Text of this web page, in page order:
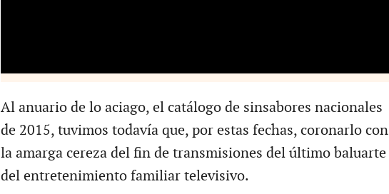
Al anuario de lo aciago, el catálogo de sinsabores nacionales
de 2015, tuvimos todavía que, por estas fechas, coronarlo con
la amarga cereza del fin de transmisiones del último baluarte
del entretenimiento familiar televisivo.